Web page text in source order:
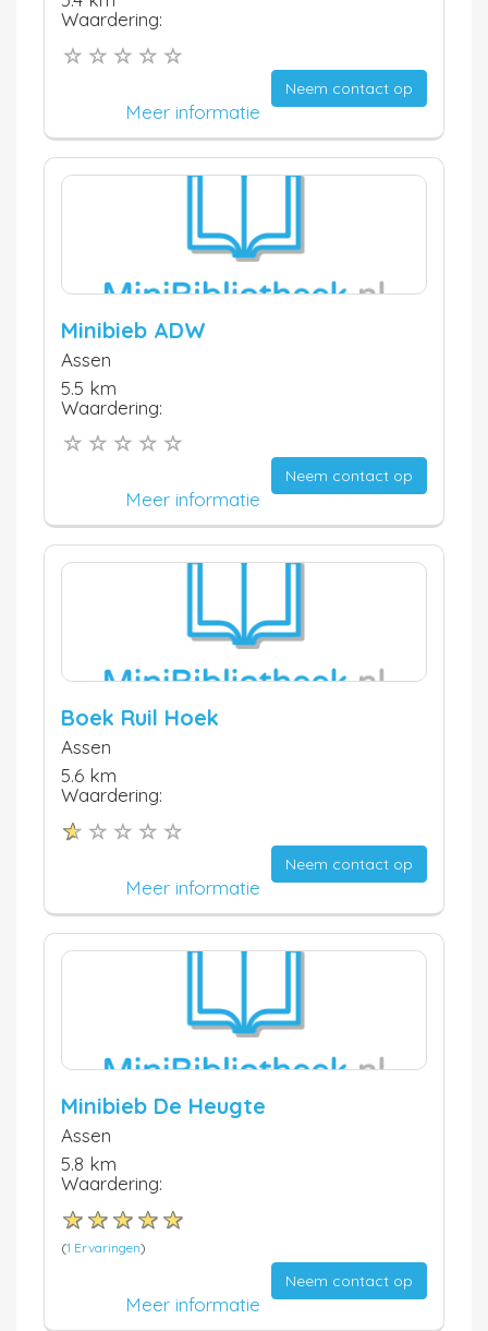
Waardering:
Neem contact op
Meer informatie
Minibieb ADW
Assen
5.5 km
Waardering:
Neem contact op
Meer informatie
Boek Ruil Hoek
Assen
5.6 km
Waardering:
Neem contact op
Meer informatie
Minibieb De Heugte
Assen
5.8 km
Waardering:
(1 Ervaringen)
Neem contact op
Meer informatie